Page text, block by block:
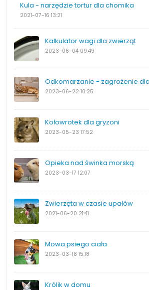
Kula - narzędzie tortur dla chomika
2021-07-16 13:21
Kalkulator wagi dla zwierząt
2023-06-04 09:49
Odkomarzanie - zagrożenie
2023-06-22 10:25
Kołowrotek dla gryzoni
2023-05-23 17:52
Opieka nad świnka morską
2023-03-17 12:07
Zwierzęta w czasie upałów
2021-06-20 21:41
Mowa psiego ciała
2023-03-18 15:18
Królik w domu